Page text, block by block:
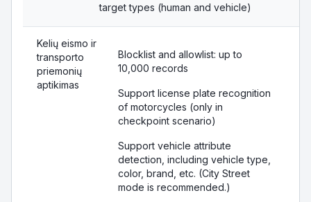
target types (human and vehicle)
Kelių eismo ir
transporto
priemonių
aptikimas
Blocklist and allowlist: up to
10,000 records
Support license plate recognition
of motorcycles (only in
checkpoint scenario)
Support vehicle attribute
detection, including vehicle type,
color, brand, etc. (City Street
mode is recommended.)